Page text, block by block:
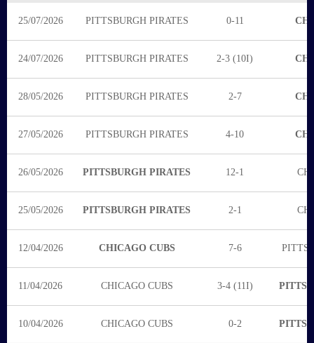
25/07/2026 PITTSBURGH PIRATES 0-11
24/07/2026 PITTSBURGH PIRATES 2-3 (10I)
28/05/2026 PITTSBURGH PIRATES 2-7
27/05/2026 PITTSBURGH PIRATES 4-10
26/05/2026 PITTSBURGH PIRATES 12-1
25/05/2026 PITTSBURGH PIRATES 2-1
12/04/2026 CHICAGO CUBS 7-6
11/04/2026 CHICAGO CUBS 3-4 (11I)
10/04/2026 CHICAGO CUBS 0-2